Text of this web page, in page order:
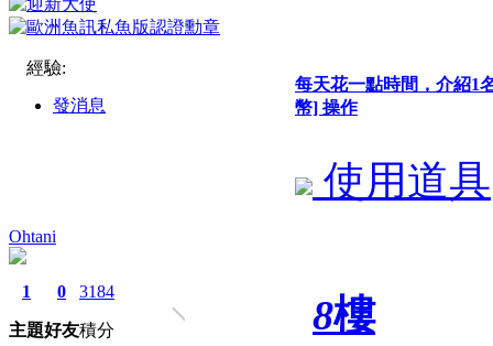
經驗:
發消息
每天花一點時間，介紹1
幣] 操作
使用道具
Ohtani
1
主題
0
好友
3184
積分 8樓